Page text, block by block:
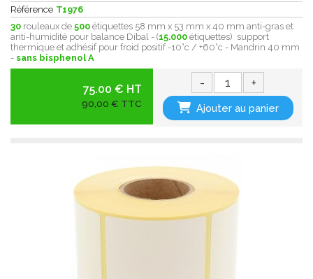
Référence T1976
30 rouleaux de 500 étiquettes 58 mm x 53 mm x 40 mm anti-gras et
anti-humidité pour balance Dibal - (15.000 étiquettes) support
thermique et adhésif pour froid positif -10°c / +60°c - Mandrin 40 mm
- sans bisphenol A
75.00 € HT
90,00 € TTC
- +
Ajouter au panier